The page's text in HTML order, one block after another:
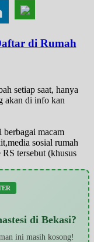
di Rumah
setiap saat, hanya
akan di info kan
macam
sosial rumah
tersebut (khusus
di Bekasi?
ini masih kosong!